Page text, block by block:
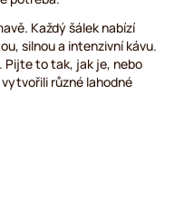
Každý šálek nabízí
silnou a intenzivní kávu.
Pijte to tak, jak je, nebo
různé lahodné